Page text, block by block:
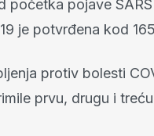
početka pojave
je potvrđena kod
protiv bolesti
prvu, drugu i